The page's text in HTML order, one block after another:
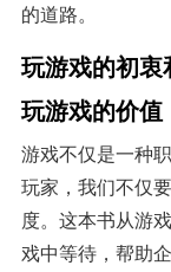
的道路。
玩游戏的初衷
玩游戏的价值
游戏不仅是一种
玩家，我们不仅
度。这本书从游
戏中等待，帮助